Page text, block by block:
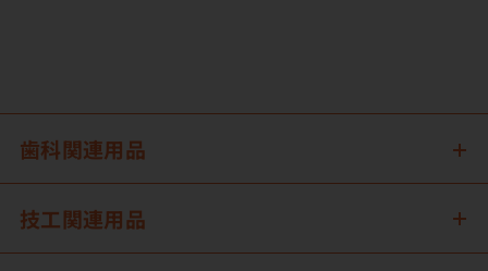
歯科関連用品
技工関連用品